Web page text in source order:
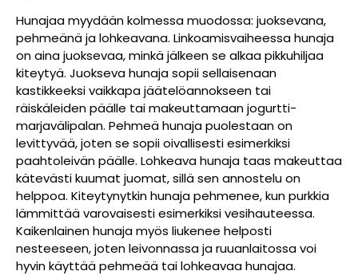
Hunajaa myydään kolmessa muodossa: juoksevana,
pehmeänä ja lohkeavana. Linkoamisvaiheessa hunaja
on aina juoksevaa, minkä jälkeen se alkaa pikkuhiljaa
kiteytyä. Juokseva hunaja sopii sellaisenaan
kastikkeeksi vaikkapa jäätelöannokseen tai
räiskäleiden päälle tai makeuttamaan jogurtti-
marjavälipalan. Pehmeä hunaja puolestaan on
levittyvää, joten se sopii oivallisesti esimerkiksi
paahtoleivän päälle. Lohkeava hunaja taas makeuttaa
kätevästi kuumat juomat, sillä sen annostelu on
helppoa. Kiteytynytkin hunaja pehmenee, kun purkkia
lämmittää varovaisesti esimerkiksi vesihauteessa.
Kaikenlainen hunaja myös liukenee helposti
nesteeseen, joten leivonnassa ja ruuanlaitossa voi
hyvin käyttää pehmeää tai lohkeavaa hunajaa.